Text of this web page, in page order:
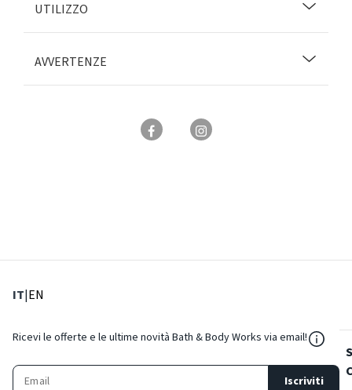
UTILIZZO
AVVERTENZE
IT: Lingua corrente
|EN
Ricevi le offerte e le ultime novità Bath & Body Works via email!
Iscriviti